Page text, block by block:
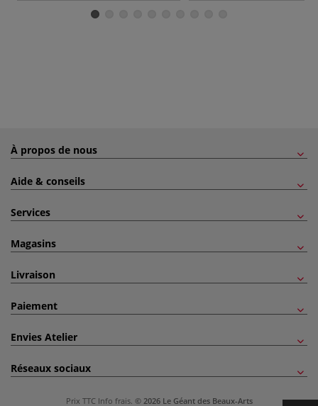
À propos de nous
Aide & conseils
Services
Magasins
Livraison
Paiement
Envies Atelier
Réseaux sociaux
Prix TTC Info frais. © 2026 Le Géant des Beaux-Arts